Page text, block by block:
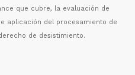
que cubre, la evaluación de
aplicación del procesamiento de
de desistimiento.